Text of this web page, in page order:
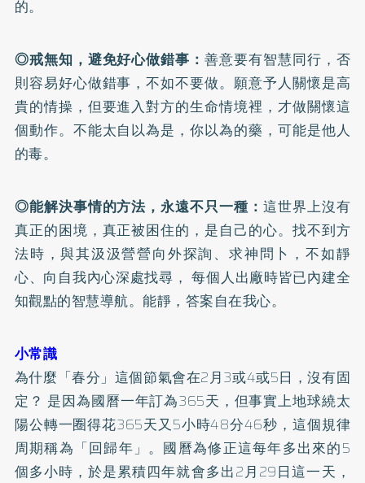
的。
◎戒無知，避免好心做錯事：善意要有智慧同行，否
則容易好心做錯事，不如不要做。願意予人關懷是高
貴的情操，但要進入對方的生命情境裡，才做關懷這
個動作。不能太自以為是，你以為的藥，可能是他人
的毒。
◎能解決事情的方法，永遠不只一種： 這世界上沒有
真正的困境，真正被困住的，是自己的心。找不到方
法時，與其汲汲營營向外探詢、求神問卜，不如靜
心、向自我內心深處找尋， 每個人出廠時皆已內建全
知觀點的智慧導航。能靜，答案自在我心。
小常識
為什麼「春分」這個節氣會在2月3或4或5日，沒有固
定？ 是因為國曆一年訂為365天，但事實上地球繞太
陽公轉一圈得花365天又5小時48分46秒，這個規律
周期稱為「回歸年」。國曆為修正這每年多出來的5
個多小時，於是累積四年就會多出2月29日這一天，